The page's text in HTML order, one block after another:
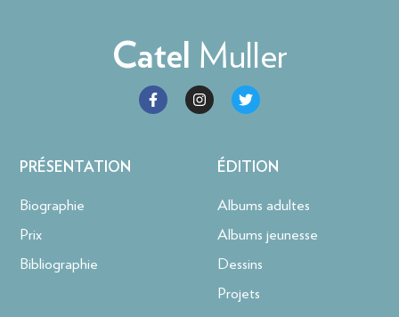
Catel Muller
PRÉSENTATION
Biographie
Prix
Bibliographie
ÉDITION
Albums adultes
Albums jeunesse
Dessins
Projets